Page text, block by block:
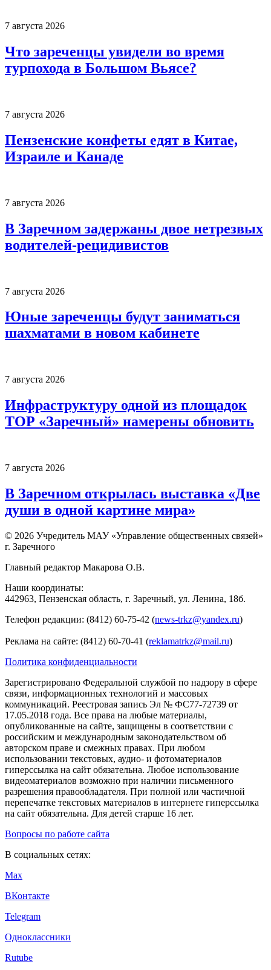
7 августа 2026
Что зареченцы увидели во время
турпохода в Большом Вьясе?
7 августа 2026
Пензенские конфеты едят в Китае,
Израиле и Канаде
7 августа 2026
В Заречном задержаны двое нетрезвых
водителей-рецидивистов
7 августа 2026
Юные зареченцы будут заниматься
шахматами в новом кабинете
7 августа 2026
Инфраструктуру одной из площадок
ТОР «Заречный» намерены обновить
7 августа 2026
В Заречном открылась выставка «Две
души в одной картине мира»
© 2026 Учредитель МАУ «Управление общественных связей»
г. Заречного
Главный редактор Макарова О.В.
Наши координаты:
442963, Пензенская область, г. Заречный, ул. Ленина, 18б.
Телефон редакции: (8412) 60-75-42 (news-trkz@yandex.ru)
Реклама на сайте: (8412) 60-70-41 (reklamatrkz@mail.ru)
Политика конфиденциальности
Зарегистрировано Федеральной службой по надзору в сфере
связи, информационных технологий и массовых
коммуникаций. Реестровая запись Эл № ФС77-72739 от
17.05.2018 года. Все права на любые материалы,
опубликованные на сайте, защищены в соответствии с
российским и международным законодательством об
авторском праве и смежных правах. При любом
использовании текстовых, аудио- и фотоматериалов
гиперссылка на сайт обязательна. Любое использование
видеоматериалов возможно при наличии письменного
разрешения правообладателя. При полной или частичной
перепечатке текстовых материалов в интернете гиперссылка
на сайт обязательна. Для детей старше 16 лет.
Вопросы по работе сайта
В социальных сетях:
Max
ВКонтакте
Telegram
Одноклассники
Rutube